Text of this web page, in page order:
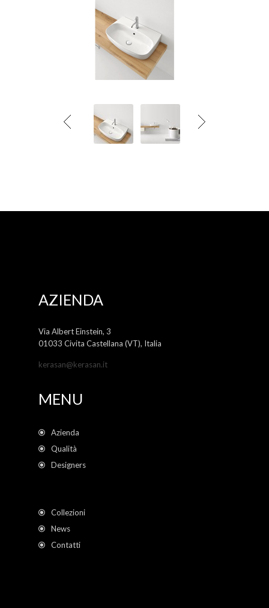
AZIENDA
Via Albert Einstein, 3
01033 Civita Castellana (VT), Italia
kerasan@kerasan.it
MENU
Azienda
Qualità
Designers
Collezioni
News
Contatti